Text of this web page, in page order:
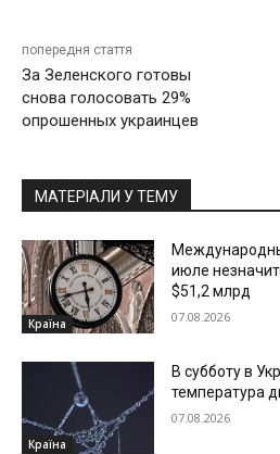
попередня стаття
За Зеленского готовы
снова голосовать 29%
опрошенных украинцев
МАТЕРІАЛИ У ТЕМУ
Країна
июле
$51,2 млрд
07.08.2026
Країна
В субботу в
температура
07.08.2026